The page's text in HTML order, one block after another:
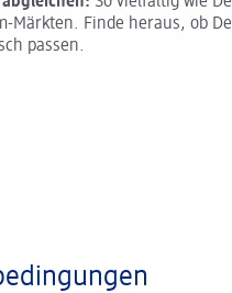
Märkten. Finde heraus, ob
passen.